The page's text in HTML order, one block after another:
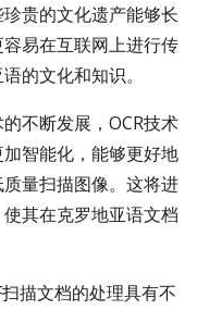
贵的文化遗产能够长
易在互联网上进行传
的文化和知识。
不断发展，OCR技术
智能化，能够更好地
量扫描图像。这将进
其在克罗地亚语文档
描文档的处理具有不